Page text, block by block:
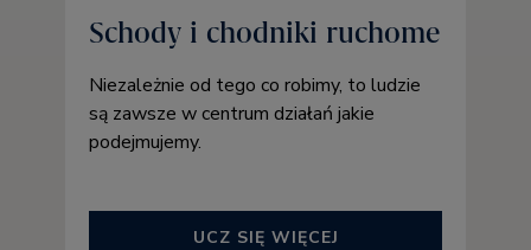
Schody i chodniki ruchome
Niezależnie od tego co robimy, to ludzie
są zawsze w centrum działań jakie
podejmujemy.
UCZ SIĘ WIĘCEJ